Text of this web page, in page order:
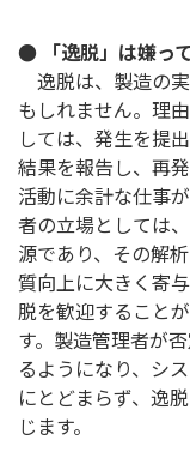
● 「逸脱」は嫌っ
逸脱は、製造の
もしれません。理
しては、発生を提
結果を報告し、再
活動に余計な仕事
者の立場としては
源であり、その解
質向上に大きく寄
脱を歓迎すること
す。製造管理者が
るようになり、シ
にとどまらず、逸
じます。